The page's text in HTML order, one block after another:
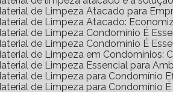
Material de Limpeza Atacado para
Material de Limpeza Atacado:
Material de Limpeza Condomínio É
Material de Limpeza Condomínio É
Material de Limpeza em
Material de Limpeza Essencial para
Material de Limpeza para Condomínio
Material de Limpeza para Condomínio